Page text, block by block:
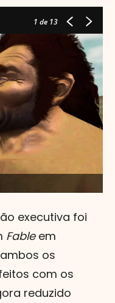
1 de 13
executiva foi
Fableem
os
com os
reduzido